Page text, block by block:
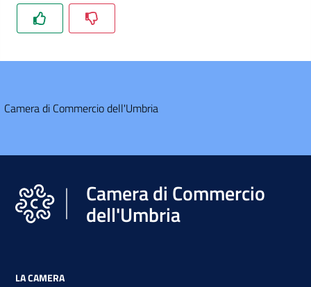
Promuovere
l'Impresa e il
l'Impresa e il
L'Impresa
Camera di Commercio dell'Umbria
Camera di Commercio
dell'Umbria
LA CAMERA